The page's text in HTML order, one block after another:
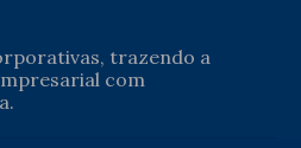
trazendo a
com